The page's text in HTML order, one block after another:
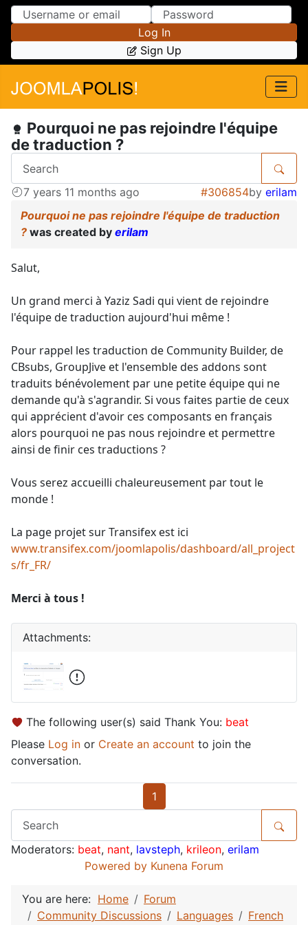
Skip to Content
Skip to Menu
Log In
Sign Up
Pourquoi ne pas rejoindre l'équipe
de traduction ?
7 years 11 months ago #306854by erilam
Pourquoi ne pas rejoindre l'équipe de traduction
? was created by erilam
Salut,
Un grand merci à Yaziz Sadi qui vient de rejoindre
l'équipe de traduction aujourd'hui même !
Pour rappel les traduction de Community Builder, de
CBsubs, GroupJive et l'ensemble des addons sont
traduits bénévolement par une petite équipe qui ne
demande qu'à s'agrandir. Si vous faites partie de ceux
qui apprécient d'avoir ces composants en français
alors pourquoi ne pas nous rejoindre et permettre
ainsi de finir ces traductions ?
Vous serez accueilli chaleureusement par tout le
monde !
La page projet sur Transifex est ici
www.transifex.com/joomlapolis/dashboard/all_project
s/fr_FR/
Merci à tous !
Attachments:
The following user(s) said Thank You: beat
Please Log in or Create an account to join the
conversation.
1
Moderators: beat, nant, lavsteph, krileon, erilam
Powered by Kunena Forum
You are here: Home
Forum
Community Discussions
Languages
French